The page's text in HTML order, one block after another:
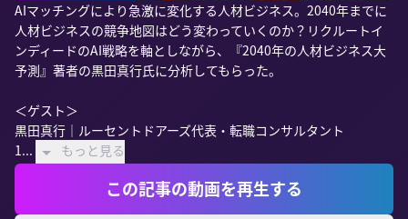
AIマッチングにより急激に変化する人材ビジネス。2040年までに
人材ビジネスの競争地図はどう変わっていくのか？リクルートイ
ンディードのAI戦略を軸としながら、『2040年の人材ビジネス大
予測』著者の黒田真行氏に分析してもらった。
＜ゲスト＞
黒田真行｜ルーセントドアーズ代表・転職コンサルタント
1...
もっと見る
この記事の動画を再生する